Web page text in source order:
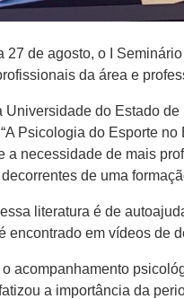
de agosto, o I
da área e
do Estado
Psicologia do Esporte no
necessidade de mais
de uma
literatura é de
em vídeos de
acompanhamento
a importância da